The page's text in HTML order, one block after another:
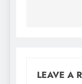
LEAVE A